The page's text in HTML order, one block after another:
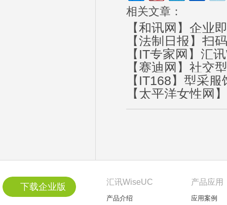
相关文章：
【和讯网】企业
【法制日报】扫
【IT专家网】汇
【赛迪网】社交
【IT168】型采
【太平洋女性网
下载企业版 汇讯WiseUC
产品介绍
产品应用
应用案例